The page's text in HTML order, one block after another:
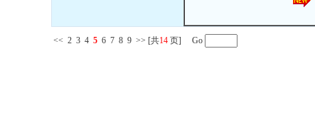
<< 2 3 4 5 6 7 8 9 >> [共14 页] Go